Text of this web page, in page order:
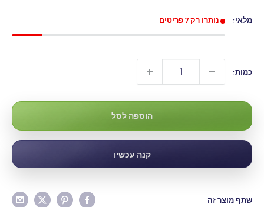
מלאי: נותרו רק 7 פריטים
כמות:
הוספה לסל
קנה עכשיו
שתף מוצר זה